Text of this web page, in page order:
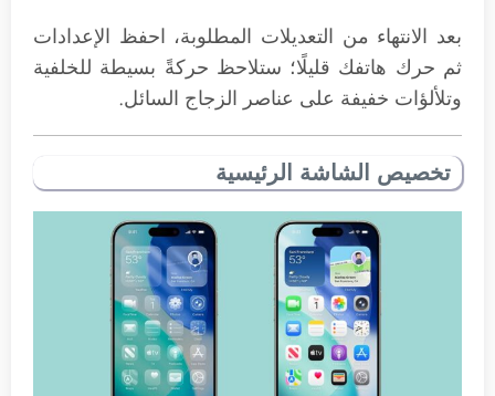
بعد الانتهاء من التعديلات المطلوبة، احفظ الإعدادات
ثم حرك هاتفك قليلًا؛ ستلاحظ حركةً بسيطة للخلفية
وتلألؤات خفيفة على عناصر الزجاج السائل.
تخصيص الشاشة الرئيسية